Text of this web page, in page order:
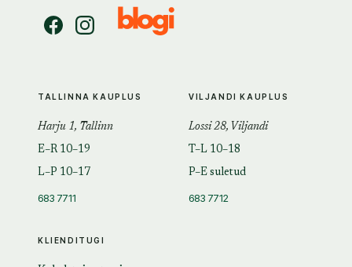
KLIENDITUGI
TALLINNA KAUPLUS
Harju 1, Tallinn
E–R 10–19
L–P 10–17
683 7711
VILJANDI KAUPLUS
Lossi 28, Viljandi
T–L 10–18
P–E suletud
683 7712